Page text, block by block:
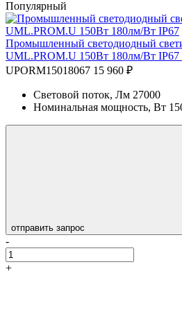
Популярный
Промышленный светодиодный
UML.PROM.U 150Вт 180лм/Вт IP67
UPORM15018067 15 960 ₽
Световой поток, Лм 27000
Номинальная мощность, Вт
отправить запрос
-
+